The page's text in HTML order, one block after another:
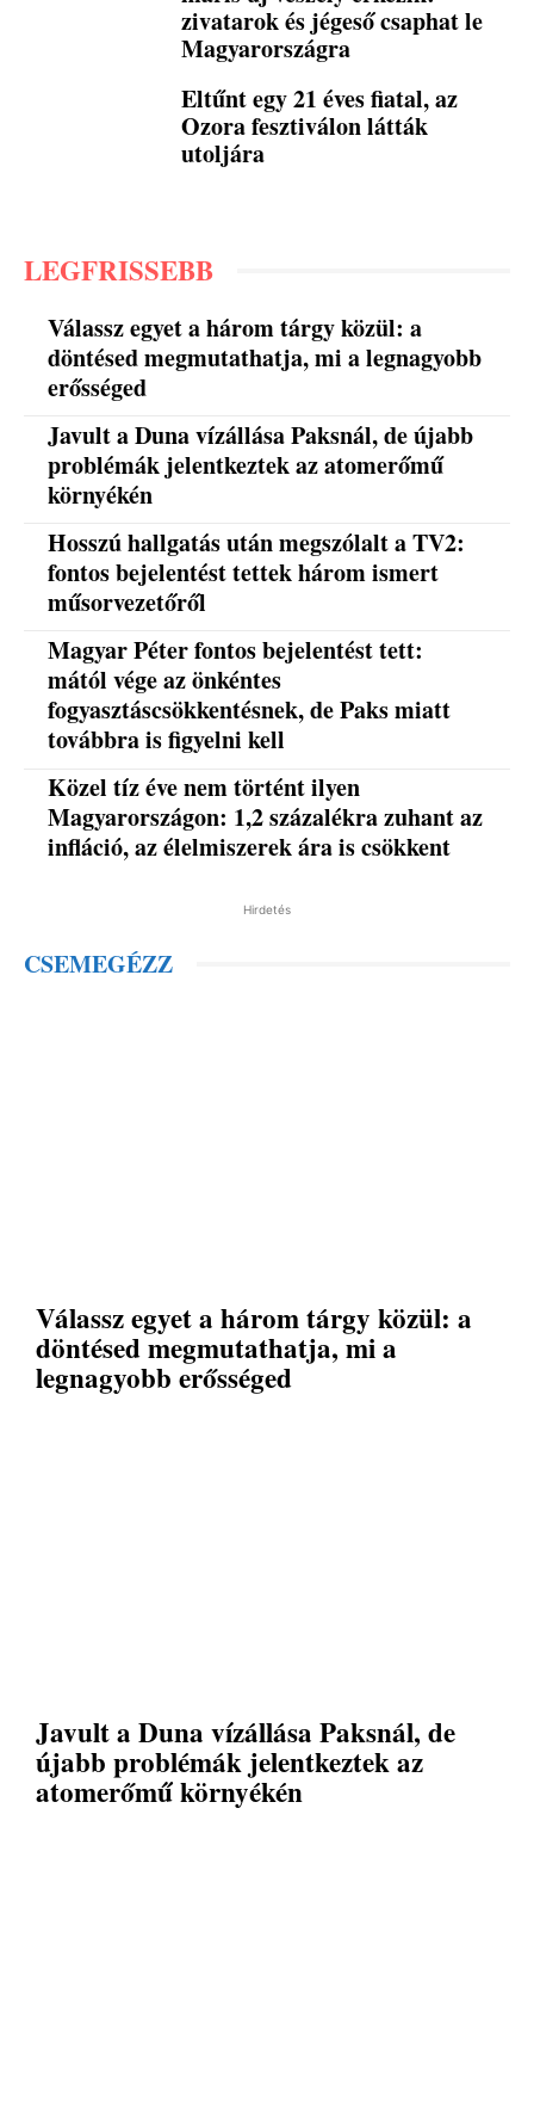
zivatarok és jégeső csaphat le
Magyarországra
Eltűnt egy 21 éves fiatal, az
Ozora fesztiválon látták
utoljára
LEGFRISSEBB
Válassz egyet a három tárgy közül: a
döntésed megmutathatja, mi a legnagyobb
erősséged
Javult a Duna vízállása Paksnál, de újabb
problémák jelentkeztek az atomerőmű
környékén
Hosszú hallgatás után megszólalt a TV2:
fontos bejelentést tettek három ismert
műsorvezetőről
Magyar Péter fontos bejelentést tett:
mától vége az önkéntes
fogyasztáscsökkentésnek, de Paks miatt
továbbra is figyelni kell
Közel tíz éve nem történt ilyen
Magyarországon: 1,2 százalékra zuhant az
infláció, az élelmiszerek ára is csökkent
Hirdetés
CSEMEGÉZZ
Válassz egyet a három tárgy közül: a
döntésed megmutathatja, mi a
legnagyobb erősséged
Javult a Duna vízállása Paksnál, de
újabb problémák jelentkeztek az
atomerőmű környékén